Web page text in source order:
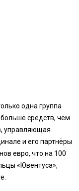
одна группа
средств, чем
управляющая
и его партнёры
евро, что на 100
«Ювентуса»,